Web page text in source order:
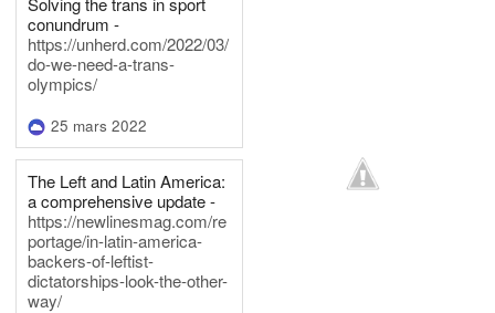
conundrum -
https://unherd.com/2022/03/
do-we-need-a-trans-
olympics/
25 mars 2022
The Left and Latin America:
a comprehensive update -
https://newlinesmag.com/re
portage/in-latin-america-
backers-of-leftist-
dictatorships-look-the-other-
way/